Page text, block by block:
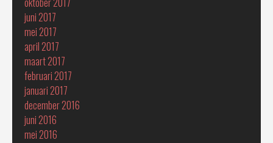
juni 2017
mei 2017
april 2017
maart 2017
februari 2017
januari 2017
december 2016
juni 2016
mei 2016